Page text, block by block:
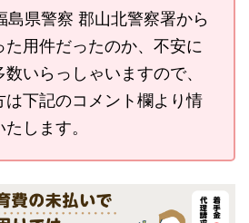
県警察 郡山北警察署から
用件だったのか、不安に
いらっしゃいますので、
は下記のコメント欄より情
します。